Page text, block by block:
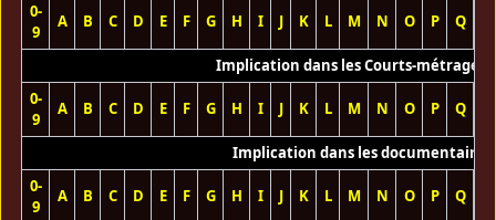
0-
9
A B C D E F G H I J K L M N O P Q
Implication dans les Courts-métrages
0-
9
A B C D E F G H I J K L M N O P Q
Implication dans les documentaires
0-
9
A B C D E F G H I J K L M N O P Q